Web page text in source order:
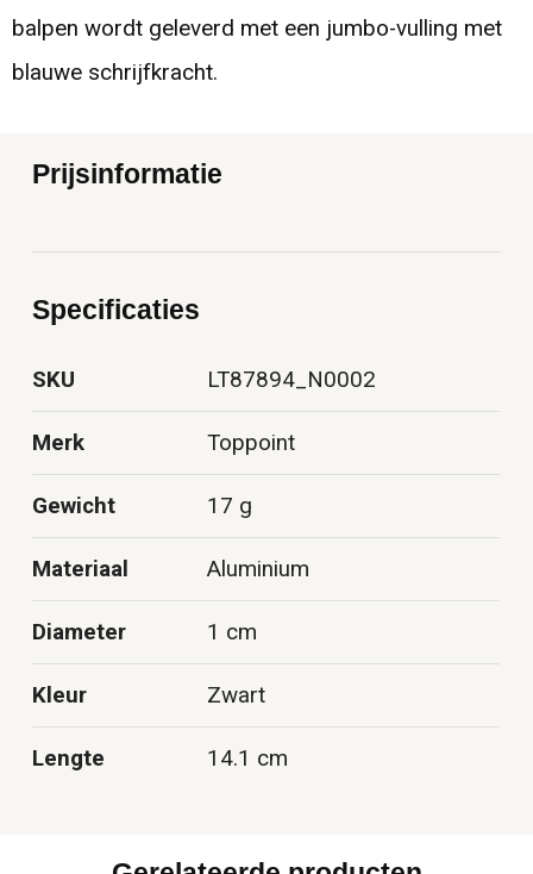
balpen wordt geleverd met een jumbo-vulling met
blauwe schrijfkracht.
Prijsinformatie
Specificaties
SKU LT87894_N0002
Merk Toppoint
Gewicht 17 g
Materiaal Aluminium
Diameter 1 cm
Kleur Zwart
Lengte 14.1 cm